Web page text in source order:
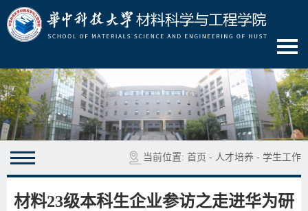
当前位置: 首页 - 人才培养 - 学生工作
材料23级本科生企业参访之走进华为研